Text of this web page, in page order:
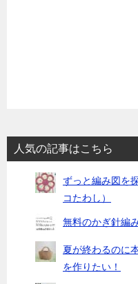
人気の記事はこちら
ずっと編み図を
コたわし）
無料のかぎ針編
夏が終わるのに
を作りたい！